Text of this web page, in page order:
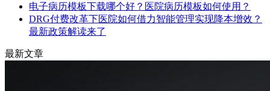
电子病历模板下载哪个好？医院病历模板如何使用？
DRG付费改革下医院如何借力智能管理实现降本增效？
最新政策解读来了
最新文章